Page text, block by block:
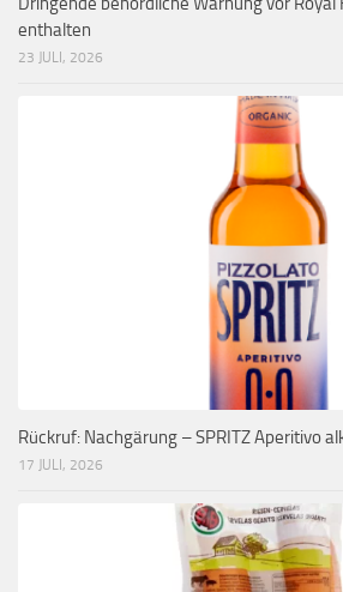
enthalten
23 JULI, 2026
Rückruf: Nachgärung – SPRITZ Aperitivo
17 JULI, 2026